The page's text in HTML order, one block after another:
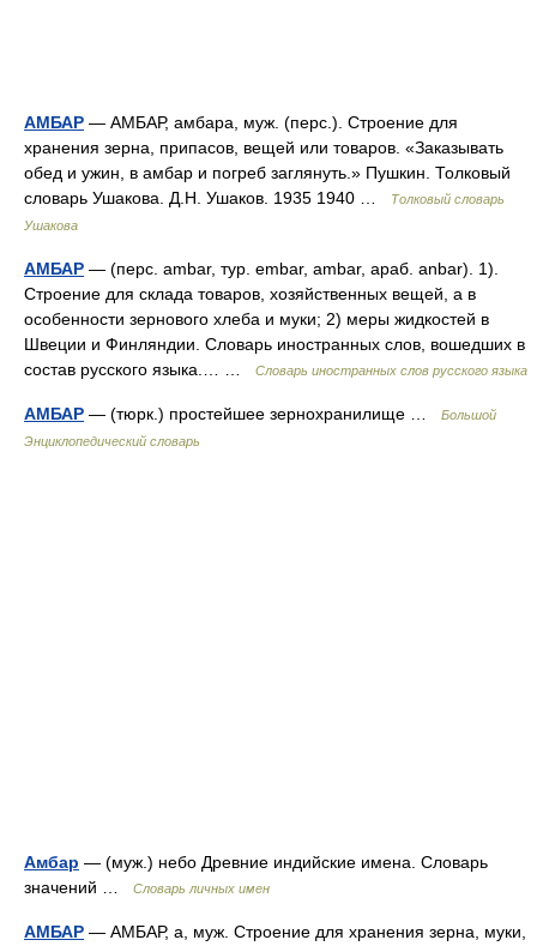
АМБАР — АМБАР, амбара, муж. (перс.). Строение для
хранения зерна, припасов, вещей или товаров. «Заказывать
обед и ужин, в амбар и погреб заглянуть.» Пушкин. Толковый
словарь Ушакова. Д.Н. Ушаков. 1935 1940 …
Толковый словарь
Ушакова
АМБАР — (перс. ambar, тур. embar, ambar, араб. anbar). 1).
Строение для склада товаров, хозяйственных вещей, а в
особенности зернового хлеба и муки; 2) меры жидкостей в
Швеции и Финляндии. Словарь иностранных слов, вошедших в
состав русского языка.… …
Словарь иностранных слов русского языка
АМБАР — (тюрк.) простейшее зернохранилище …
Большой
Энциклопедический словарь
Амбар — (муж.) небо Древние индийские имена. Словарь
значений …
Словарь личных имен
АМБАР — АМБАР, а, муж. Строение для хранения зерна, муки,